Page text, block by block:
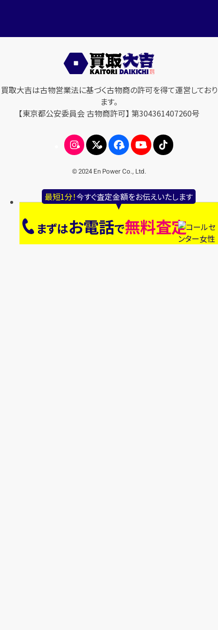
最短1分！今すぐ査定金額をお伝えいたします
まずはお電話で無料査定
買取大吉は古物営業法に基づく古物商の許可を得て運営しており
ます。
【東京都公安委員会 古物商許可】 第304361407260号
© 2024 En Power Co., Ltd.